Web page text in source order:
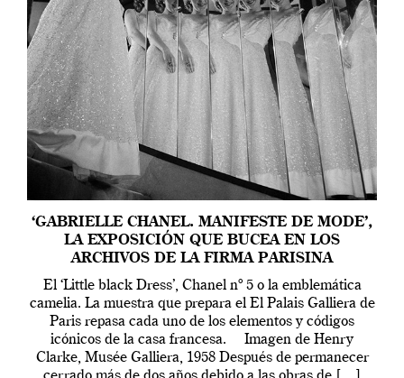
‘GABRIELLE CHANEL. MANIFESTE DE MODE’,
LA EXPOSICIÓN QUE BUCEA EN LOS
ARCHIVOS DE LA FIRMA PARISINA
El ‘Little black Dress’, Chanel nº 5 o la emblemática
camelia. La muestra que prepara el El Palais Galliera de
Paris repasa cada uno de los elementos y códigos
icónicos de la casa francesa. Imagen de Henry
Clarke, Musée Galliera, 1958 Después de permanecer